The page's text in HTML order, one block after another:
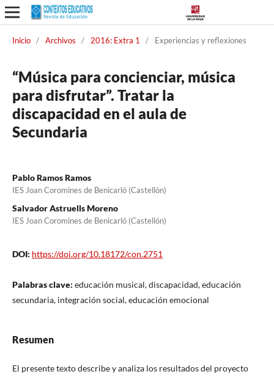
Inicio / Archivos / 2016: Extra 1 / Experiencias y reflexiones
“Música para concienciar, música
para disfrutar”. Tratar la
discapacidad en el aula de
Secundaria
Pablo Ramos Ramos
IES Joan Coromines de Benicarló (Castellón)
Salvador Astruells Moreno
IES Joan Coromines de Benicarló (Castellón)
DOI: https://doi.org/10.18172/con.2751
Palabras clave: educación musical, discapacidad, educación
secundaria, integración social, educación emocional
Resumen
El presente texto describe y analiza los resultados del proyecto